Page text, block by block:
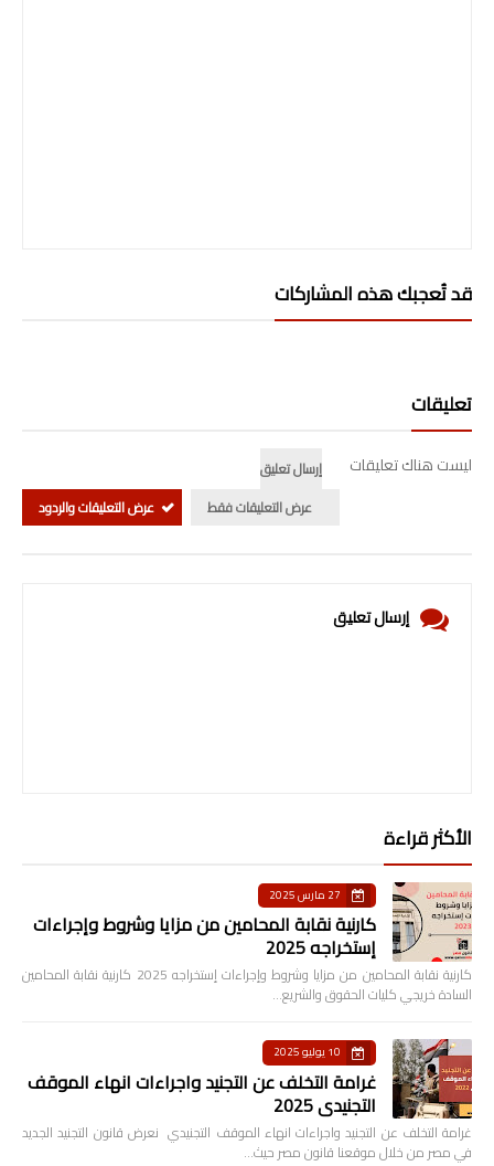
قد تُعجبك هذه المشاركات
تعليقات
ليست هناك تعليقات
إرسال تعليق
عرض التعليقات فقط
عرض التعليقات والردود
إرسال تعليق
الأكثر قراءة
27 مارس 2025
كارنية نقابة المحامين من مزايا وشروط وإجراءات
إستخراجه 2025
كارنية نقابة المحامين من مزايا وشروط وإجراءات إستخراجه 2025 كارنية نقابة المحامين
السادة خريجي كليات الحقوق والشريع…
10 يوليو 2025
غرامة التخلف عن التجنيد واجراءات انهاء الموقف
التجنيدي 2025
غرامة التخلف عن التجنيد واجراءات انهاء الموقف التجنيدي نعرض قانون التجنيد الجديد
في مصر من خلال موقعنا قانون مصر حيث…